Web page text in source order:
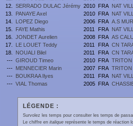
12.
SERRADO DULAC Jérémy 2010 FRA NAT
13.
PANAYE Axel 2010 FRA NAT
14.
LOPEZ Diego 2006 FRA A.S
15.
FAYE Mathis 2011 FRA NAT
16.
JONDET Aurelien 2008 FRA AS
17.
LE LOUET Teddy 2011 FRA CN
18.
NOUALI Bilel 2011 FRA CN
--- GIROUD Timeo 2010 FRA TRITON
--- MENNECIER Marin 2007 FRA TRITON
--- BOUKRAA Ilyes 2011 FRA NAT
--- VIAL Thomas 2005 FRA
LÉGENDE :
Survolez les temps pour consulter les temps de
Le chiffre en italiquereprésente le temps de réaction